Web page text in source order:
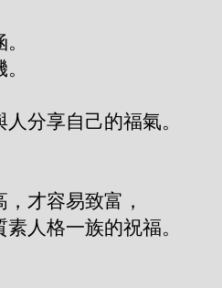
分享自己的福氣。
才容易致富，
人格一族的祝福。